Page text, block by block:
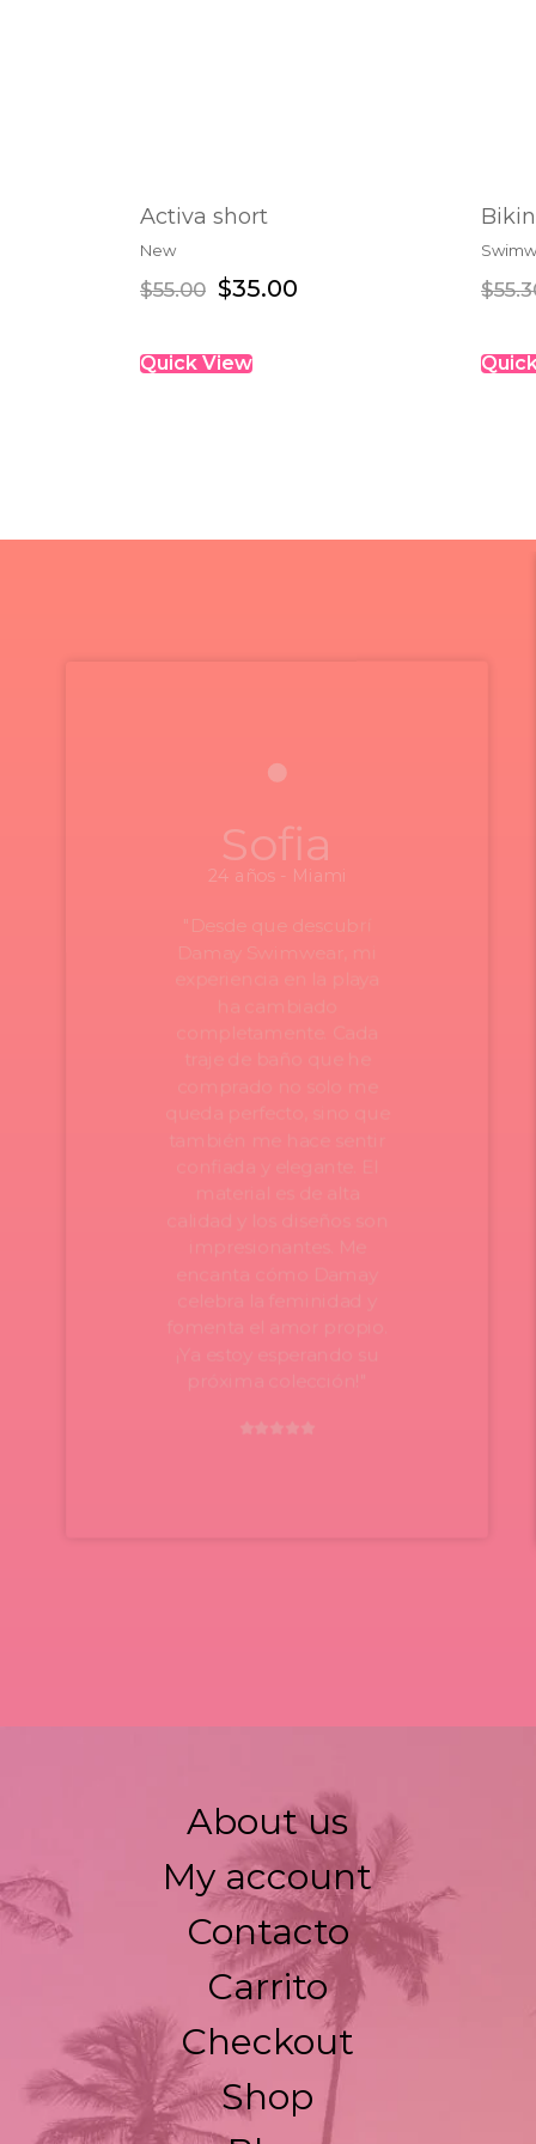
Activa short
New
$55.00 $35.00
Quick View
$
Sofia
24 años - Miami
"Desde que descubrí
Damay Swimwear, mi
ha cambiado
completamente. Cada
traje de baño que he
comprado no solo me
queda perfecto, sino que
también me hace sentir
confiada y elegante. El
calidad y los diseños son
impresionantes. Me
celebra la feminidad y
¡Ya estoy esperando su
próxima colección!"
About us
My account
Contacto
Carrito
Checkout
Shop